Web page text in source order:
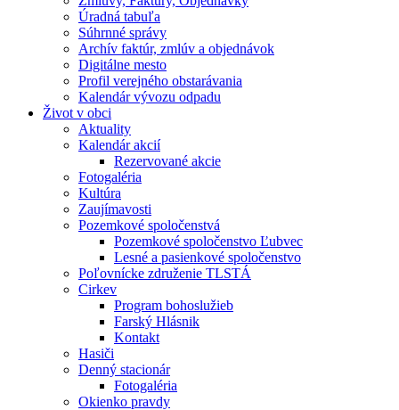
Úradná tabuľa
Súhrnné správy
Archív faktúr, zmlúv a objednávok
Digitálne mesto
Profil verejného obstarávania
Kalendár vývozu odpadu
Život v obci
Aktuality
Kalendár akcií
Rezervované akcie
Fotogaléria
Kultúra
Zaujímavosti
Pozemkové spoločenstvá
Pozemkové spoločenstvo Ľubvec
Lesné a pasienkové spoločenstvo
Poľovnícke združenie TLSTÁ
Cirkev
Program bohoslužieb
Farský Hlásnik
Kontakt
Hasiči
Denný stacionár
Fotogaléria
Okienko pravdy